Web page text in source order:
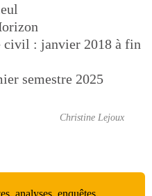
civil : janvier 2018 à fin
semestre 2025
Christine Lejoux
analyses, enquêtes,